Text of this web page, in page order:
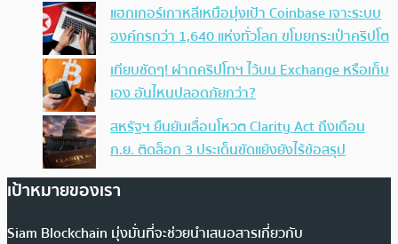
แฮกเกอร์เกาหลีเหนือมุ่งเป้า Coinbase เจาะระบบ
องค์กรกว่า 1,640 แห่งทั่วโลก ขโมยกระเป๋าคริปโต
เทียบชัดๆ! ฝากคริปโทฯ ไว้บน Exchange หรือเก็บ
เอง อันไหนปลอดภัยกว่า?
สหรัฐฯ ยืนยันเลื่อนโหวต Clarity Act ถึงเดือน
ก.ย. ติดล็อก 3 ประเด็นขัดแย้งยังไร้ข้อสรุป
เป้าหมายของเรา
Siam Blockchain มุ่งมั่นที่จะช่วยนำเสนอสารเกี่ยวกับ